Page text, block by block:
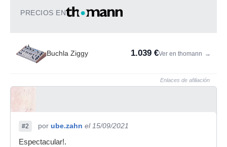
PRECIOS EN
Buchla Ziggy 1.039 €Ver en thomann →
Enlaces de afiliación
#2 por ube.zahn el 15/09/2021
Espectacular!.